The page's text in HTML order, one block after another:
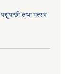
तथा मत्स्य